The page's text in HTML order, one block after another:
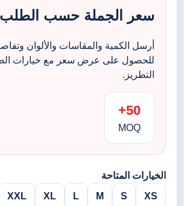
سعر الجملة حسب الطلب
أرسل الكمية والمقاسات والألوان
للحصول على عرض سعر مع خيارات
التطريز.
50+
MOQ
الخيارات المتاحة
XS
S
M
L
XL
XXL